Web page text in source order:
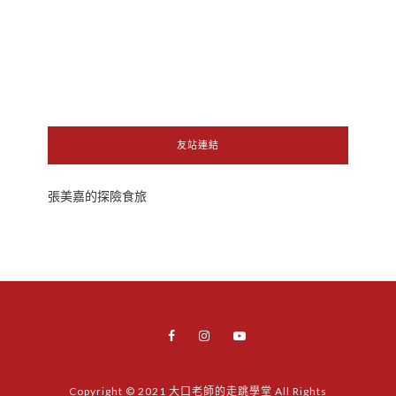
友站連結
張美嘉的探險食旅
Copyright © 2021 大口老師的走跳學堂 All Rights